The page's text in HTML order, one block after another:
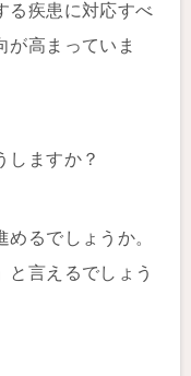
る疾患に対応すべ
が高まっていま
しますか？
るでしょうか。
と言えるでしょう